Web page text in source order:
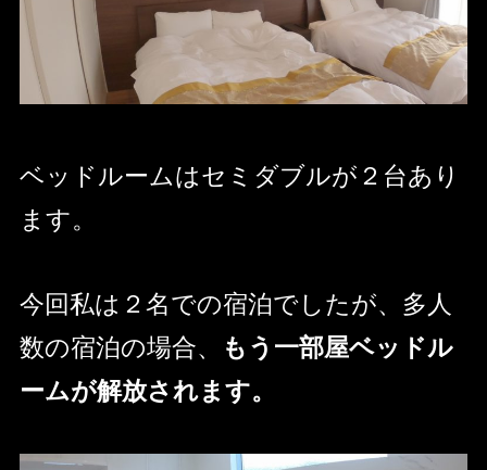
ベッドルームはセミダブルが２台あり
ます。
今回私は２名での宿泊でしたが、多人
数の宿泊の場合、
もう一部屋ベッドル
ームが解放されます。